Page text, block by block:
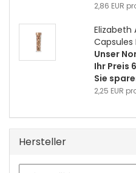
2,86 EUR
Elizabeth
Capsules
Unser
Ihr Preis
Sie
2,25 EUR
Hersteller